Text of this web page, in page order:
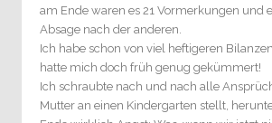
am Ende waren es 21 Vormerkungen und
Absage nach der anderen.
Ich habe schon von viel heftigeren
hatte mich doch früh genug gekümmert!
Ich schraubte nach und nach alle
Mutter an einen Kindergarten stellt,